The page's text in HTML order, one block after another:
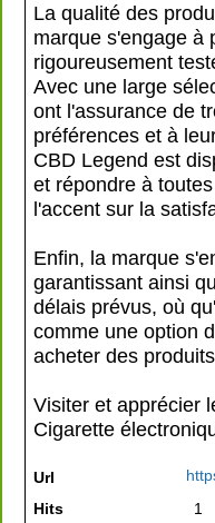
La qualité des
marque s'engage à
rigoureusement
Avec une large
ont l'assurance de
préférences et à
CBD Legend est
et répondre à
l'accent sur la
Enfin, la marque
garantissant ainsi
délais prévus, où
comme une option
acheter des
Visiter et apprécier
Cigarette
Url
Hits
1